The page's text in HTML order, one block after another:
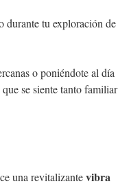
durante tu exploración de
o poniéndote al día
que se siente tanto familiar
una revitalizantevibra